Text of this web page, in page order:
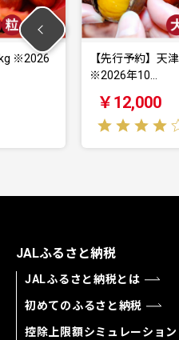
【先行予約】天津甘栗 2.5kg
※2026年10…
￥12,000
(2 )
JALふるさと納税
JALふるさと納税とは
初めてのふるさと納税
控除上限額シミュレーション